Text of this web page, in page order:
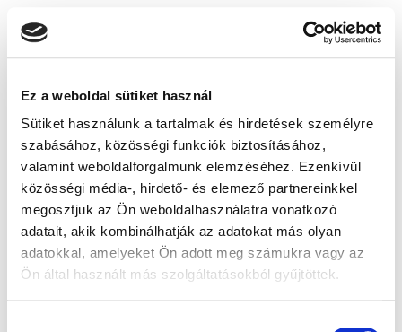
Ez a weboldal sütiket használ
Sütiket használunk a tartalmak és hirdetések személyre
szabásához, közösségi funkciók biztosításához,
valamint weboldalforgalmunk elemzéséhez. Ezenkívül
közösségi média-, hirdető- és elemező partnereinkkel
megosztjuk az Ön weboldalhasználatra vonatkozó
adatait, akik kombinálhatják az adatokat más olyan
adatokkal, amelyeket Ön adott meg számukra vagy az
Ön által használt más szolgáltatásokból gyűjtöttek.